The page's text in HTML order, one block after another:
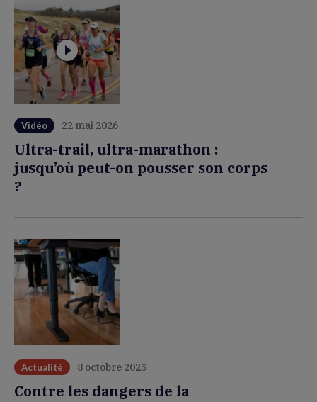
Vidéo 22 mai 2026
Ultra-trail, ultra-marathon :
jusqu’où peut-on pousser son corps
?
Actualité 8 octobre 2025
Contre les dangers de la